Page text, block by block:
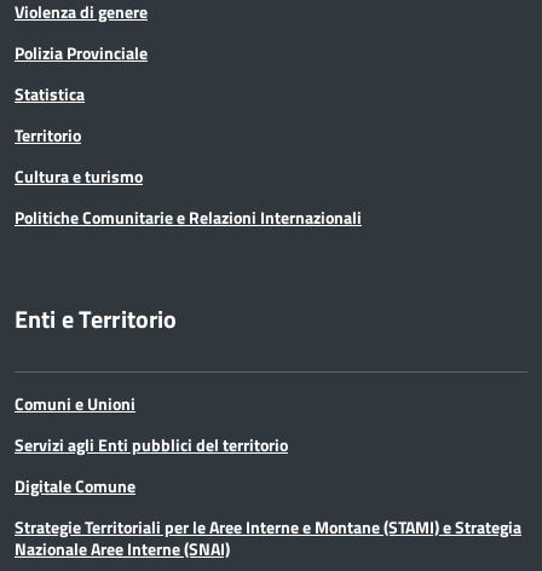
Violenza di genere
Polizia Provinciale
Statistica
Territorio
Cultura e turismo
Politiche Comunitarie e Relazioni Internazionali
Enti e Territorio
Comuni e Unioni
Servizi agli Enti pubblici del territorio
Digitale Comune
Strategie Territoriali per le Aree Interne e Montane (STAMI) e Strategia
Nazionale Aree Interne (SNAI)